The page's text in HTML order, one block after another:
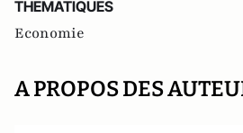
THEMATIQUES
Economie
A PROPOS DES